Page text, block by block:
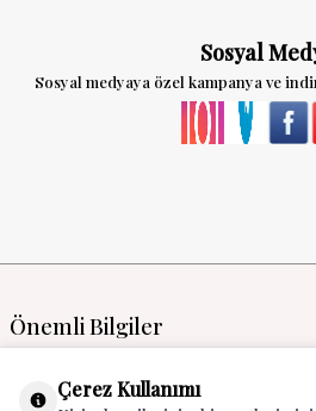
Sosyal
Sosyal medyaya özel kampanya ve
Önemli Bilgiler
Mayo İmalat & Toptan
Çerez Kullanımı